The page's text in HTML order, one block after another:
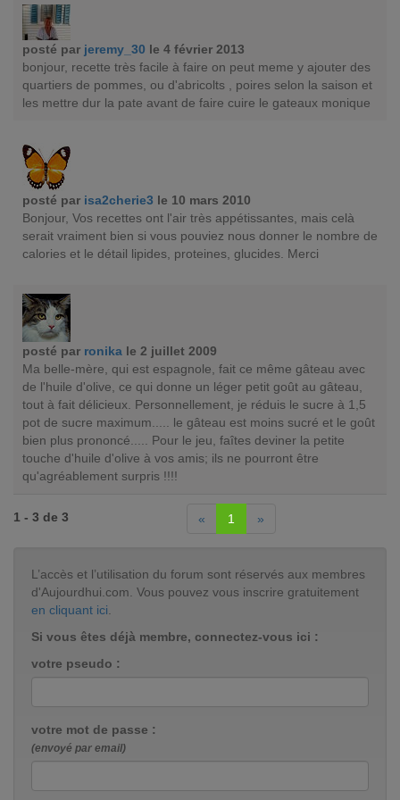
posté par jeremy_30 le 4 février 2013
bonjour, recette très facile à faire on peut meme y ajouter des
quartiers de pommes, ou d'abricolts , poires selon la saison et
les mettre dur la pate avant de faire cuire le gateaux monique
posté par isa2cherie3 le 10 mars 2010
Bonjour, Vos recettes ont l'air très appétissantes, mais celà
serait vraiment bien si vous pouviez nous donner le nombre de
calories et le détail lipides, proteines, glucides. Merci
posté par ronika le 2 juillet 2009
Ma belle-mère, qui est espagnole, fait ce même gâteau avec
de l'huile d'olive, ce qui donne un léger petit goût au gâteau,
tout à fait délicieux. Personnellement, je réduis le sucre à 1,5
pot de sucre maximum..... le gâteau est moins sucré et le goût
bien plus prononcé..... Pour le jeu, faîtes deviner la petite
touche d'huile d'olive à vos amis; ils ne pourront être
qu'agréablement surpris !!!!
1 - 3 de 3 « 1 »
L’accès et l’utilisation du forum sont réservés aux membres
d'Aujourdhui.com. Vous pouvez vous inscrire gratuitement
en cliquant ici.
Si vous êtes déjà membre, connectez-vous ici :
votre pseudo :
votre mot de passe :
(envoyé par email)